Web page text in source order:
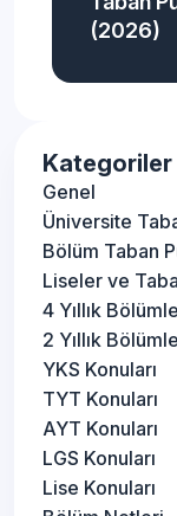
(2026)
Kategoriler
Genel
Üniversite
Bölüm Taban
Liseler ve
4 Yıllık
2 Yıllık
YKS Konuları
TYT Konuları
AYT Konuları
LGS Konuları
Lise Konuları